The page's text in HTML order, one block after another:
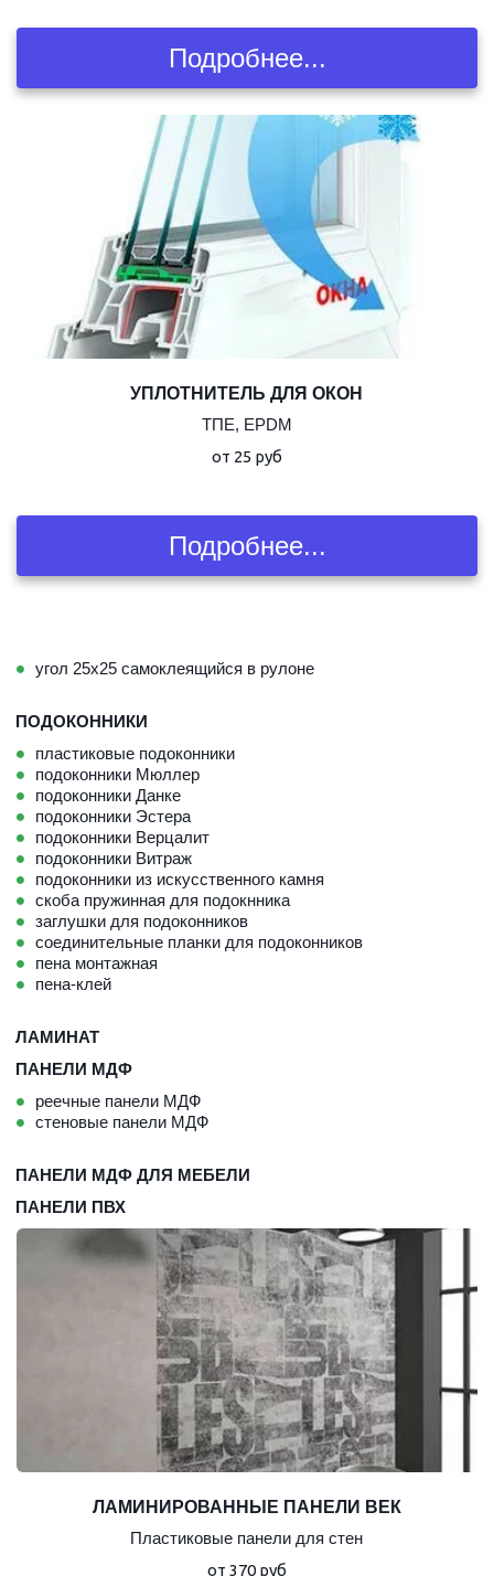
Подробнее...
УПЛОТНИТЕЛЬ ДЛЯ ОКОН
ТПЕ, EPDM
от 25 руб
Подробнее...
угол 25х25 самоклеящийся в рулоне
ПОДОКОННИКИ
пластиковые подоконники
подоконники Мюллер
подоконники Данке
подоконники Эстера
подоконники Верцалит
подоконники Витраж
подоконники из искусственного камня
скоба пружинная для подокнника
заглушки для подоконников
соединительные планки для подоконников
пена монтажная
пена-клей
ЛАМИНАТ
ПАНЕЛИ МДФ
реечные панели МДФ
стеновые панели МДФ
ПАНЕЛИ МДФ ДЛЯ МЕБЕЛИ
ПАНЕЛИ ПВХ
ЛАМИНИРОВАННЫЕ ПАНЕЛИ ВЕК
Пластиковые панели для стен
от 370 руб